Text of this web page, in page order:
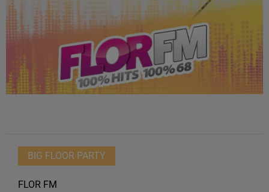
BIG FLOOR PARTY
FLOR FM